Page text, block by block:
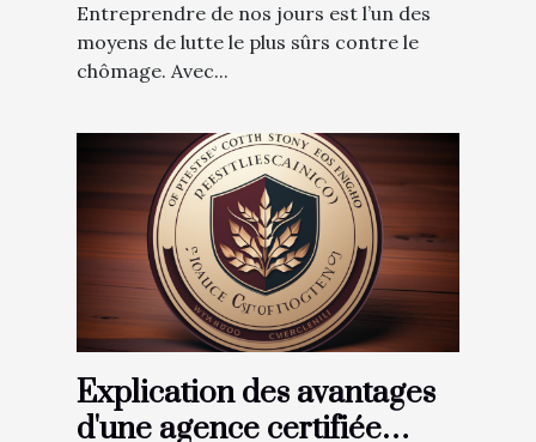
Entreprendre de nos jours est l’un des
moyens de lutte le plus sûrs contre le
chômage. Avec...
Explication des avantages
d'une agence certifiée